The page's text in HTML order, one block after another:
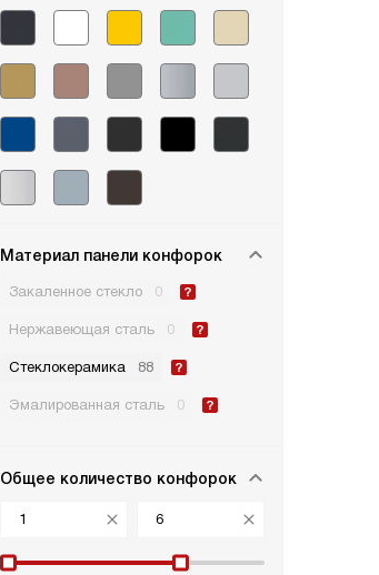
Материал панели конфорок
Закаленное стекло 0
Нержавеющая сталь 0
Стеклокерамика 88
Эмалированная сталь 0
Общее количество конфорок